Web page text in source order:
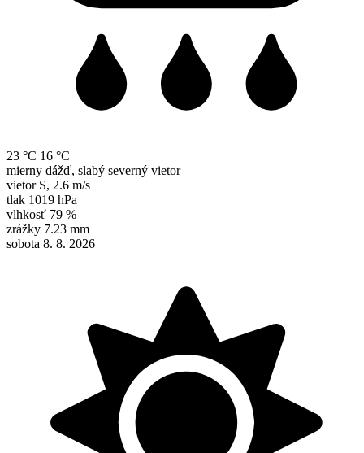
23 °C 16 °C
mierny dážď, slabý severný vietor
vietor S, 2.6 m/s
tlak 1019 hPa
vlhkosť 79 %
zrážky 7.23 mm
sobota 8. 8. 2026